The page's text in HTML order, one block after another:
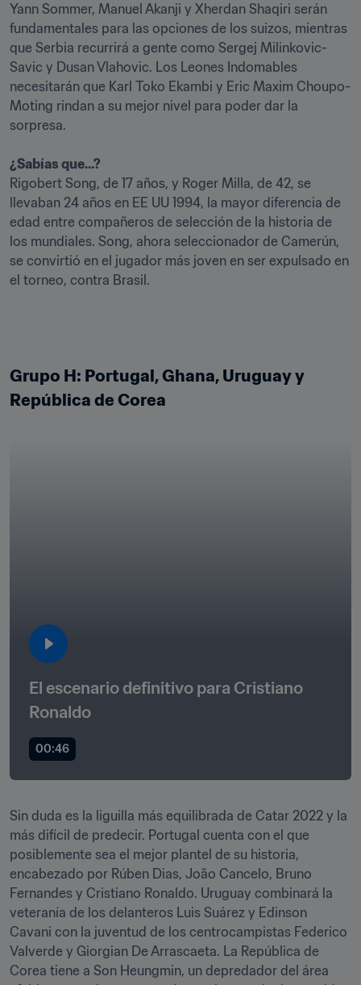
Yann Sommer, Manuel Akanji y Xherdan Shaqiri serán
fundamentales para las opciones de los suizos, mientras
que Serbia recurrirá a gente como Sergej Milinkovic-
Savic y Dusan Vlahovic. Los Leones Indomables
necesitarán que Karl Toko Ekambi y Eric Maxim Choupo-
Moting rindan a su mejor nivel para poder dar la
sorpresa.
¿Sabías que...?
Rigobert Song, de 17 años, y Roger Milla, de 42, se
llevaban 24 años en EE UU 1994, la mayor diferencia de
edad entre compañeros de selección de la historia de
los mundiales. Song, ahora seleccionador de Camerún,
se convirtió en el jugador más joven en ser expulsado en
el torneo, contra Brasil.
Grupo H: Portugal, Ghana, Uruguay y
República de Corea
El escenario definitivo para Cristiano
Ronaldo
00:46
Sin duda es la liguilla más equilibrada de Catar 2022 y la
más difícil de predecir. Portugal cuenta con el que
posiblemente sea el mejor plantel de su historia,
encabezado por Rúben Dias, João Cancelo, Bruno
Fernandes y Cristiano Ronaldo. Uruguay combinará la
veteranía de los delanteros Luis Suárez y Edinson
Cavani con la juventud de los centrocampistas Federico
Valverde y Giorgian De Arrascaeta. La República de
Corea tiene a Son Heungmin, un depredador del área